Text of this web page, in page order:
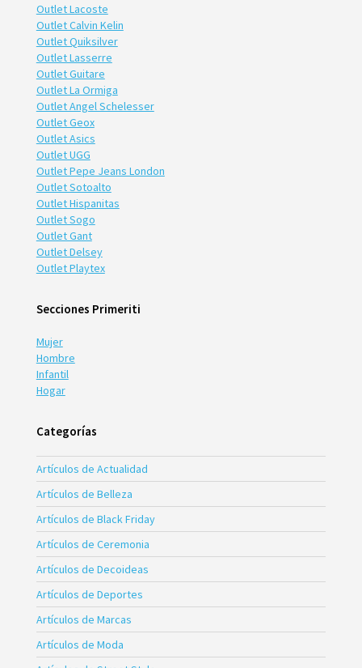
Outlet Lacoste
Outlet Calvin Kelin
Outlet Quiksilver
Outlet Lasserre
Outlet Guitare
Outlet La Ormiga
Outlet Angel Schelesser
Outlet Geox
Outlet Asics
Outlet UGG
Outlet Pepe Jeans London
Outlet Sotoalto
Outlet Hispanitas
Outlet Sogo
Outlet Gant
Outlet Delsey
Outlet Playtex
Secciones Primeriti
Mujer
Hombre
Infantil
Hogar
Categorías
Artículos de Actualidad
Artículos de Belleza
Artículos de Black Friday
Artículos de Ceremonia
Artículos de Decoideas
Artículos de Deportes
Artículos de Marcas
Artículos de Moda